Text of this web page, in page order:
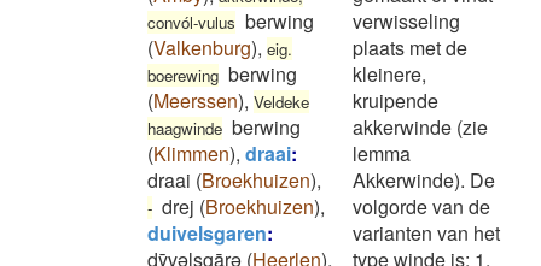
convól-vulus berwing
(Valkenburg), eig.
boerewing berwing
(Meerssen), Veldeke
haagwinde berwing
(Klimmen), draai:
draai (Broekhuizen),
- drej (Broekhuizen),
duivelsgaren:
dȳvǝlsgārǝ (Heerlen),
verwisseling
plaats met de
kleinere,
kruipende
akkerwinde (zie
lemma
Akkerwinde). De
volgorde van de
varianten van het
type winde is: 1.